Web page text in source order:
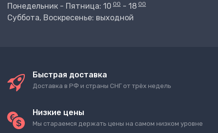
Понедельник - Пятница: 10 00 - 18 00
Суббота, Воскресенье: выходной
Быстрая доставка
Доставка в РФ и страны СНГ от трёх недель
Низкие цены
Мы стараемся держать цены на самом низком уровне